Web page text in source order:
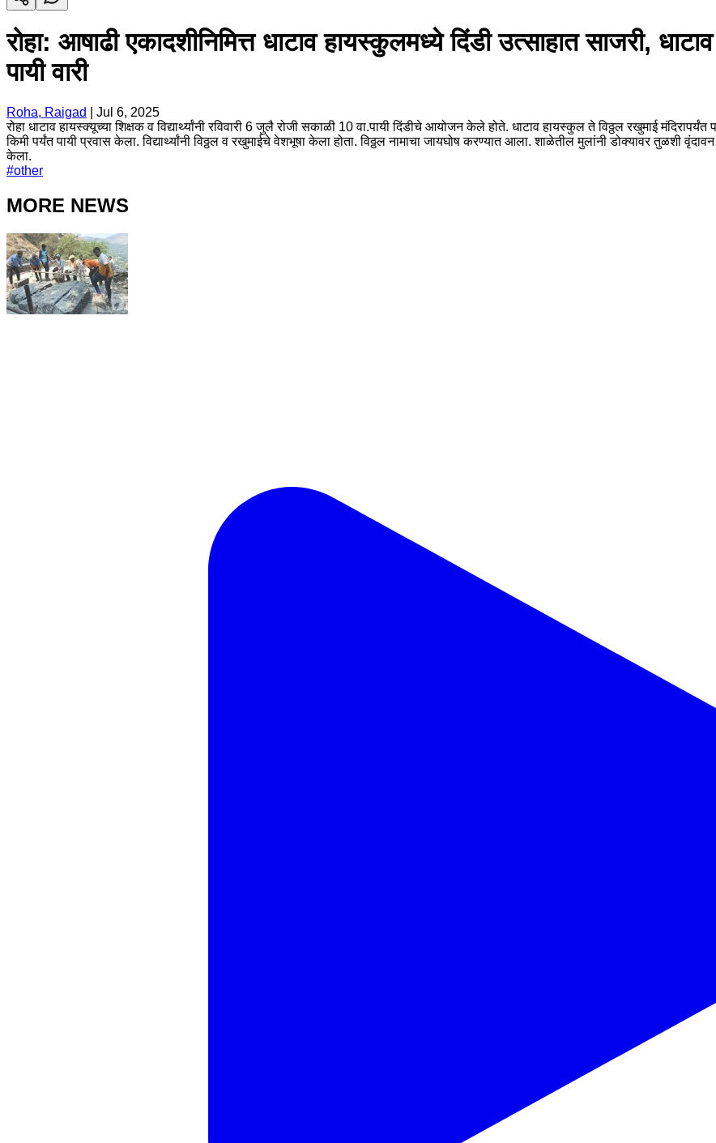
रोहा: आषाढी एकादशीनिमित्त धाटाव हायस्कुलमध्ये दिंडी उत्साहात साजरी,
पायी वारी
Roha, Raigad
Jul 6, 2025
रोहा धाटाव हायस्क्यूच्या शिक्षक व विद्यार्थ्यांनी रविवारी 6 जुलै रोजी सकाळी 10 वा.पायी दिंडीचे आयोजन केले होते. धाटाव हायस्कुल ते विठ्ठल रखुमाई मंदिरापर्यंत
किमी पर्यंत पायी प्रवास केला. विद्यार्थ्यांनी विठ्ठल व रखुमाईचे वेशभूषा केला होता. विठ्ठल नामाचा जायघोष करण्यात आला. शाळेतील मुलांनी डोक्यावर तुळशी
केला.
#other
MORE NEWS